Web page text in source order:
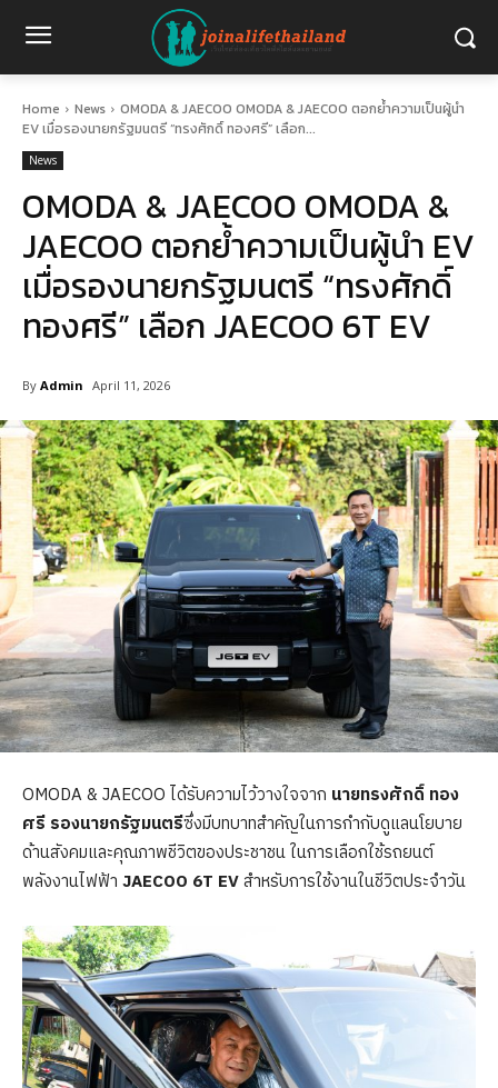
Home News
OMODA & JAECOO OMODA & JAECOO ตอกย้ำความเป็นผู้นำ
EV เมื่อรองนายกรัฐมนตรี “ทรงศักดิ์ ทองศรี” เลือก...
News
OMODA & JAECOO OMODA &
JAECOO ตอกย้ำความเป็นผู้นำ EV
เมื่อรองนายกรัฐมนตรี “ทรงศักดิ์
ทองศรี” เลือก JAECOO 6T EV
By Admin April 11, 2026
OMODA & JAECOO ได้รับความไว้วางใจจาก นายทรงศักดิ์ ทอง
ศรี รองนายกรัฐมนตรีซึ่งมีบทบาทสำคัญในการกำกับดูแลนโยบาย
ด้านสังคมและคุณภาพชีวิตของประชาชน ในการเลือกใช้รถยนต์
พลังงานไฟฟ้า JAECOO 6T EVสำหรับการใช้งานในชีวิตประจำวัน